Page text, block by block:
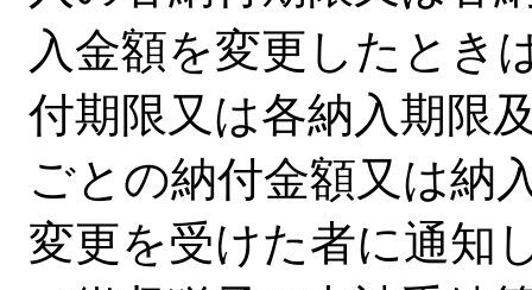
入金額を変更したとき
付期限又は各納入期限
ごとの納付金額又は納
変更を受けた者に通知